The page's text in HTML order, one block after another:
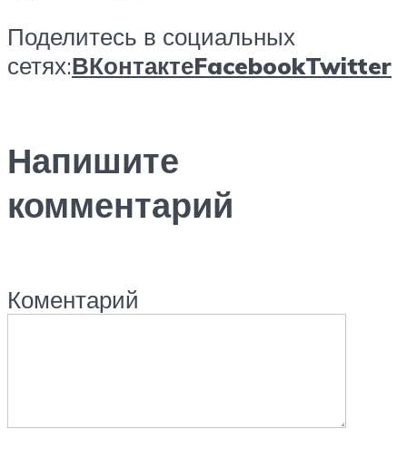
Поделитесь в социальных
сетях:ВКонтактеFacebookTwitter
Напишите
комментарий
Коментарий